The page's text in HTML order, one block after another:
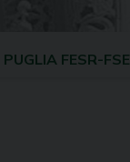
PUGLIA FESR-FSE